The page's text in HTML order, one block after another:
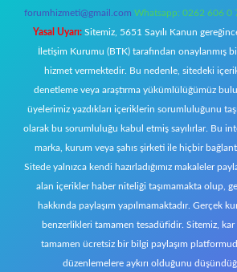
forumhizmeti@gmail.com Whatsapp: 0262 606 0
Yasal Uyarı: Sitemiz, 5651 Sayılı Kanun
İletişim Kurumu (BTK) tarafından onaylanmış
hizmet vermektedir. Bu nedenle, sitedeki
denetleme veya araştırma yükümlülüğümüz
üyelerimiz yazdıkları içeriklerin sorumluluğunu
olarak bu sorumluluğu kabul etmiş sayılırlar. Bu
marka, kurum veya şahıs şirketi ile hiçbir
Sitede yalnızca kendi hazırladığımız makaleler
alan içerikler haber niteliği taşımamakta olup,
hakkında paylaşım yapılmamaktadır. Gerçek
benzerlikleri tamamen tesadüfidir. Sitemiz, kar
tamamen ücretsiz bir bilgi paylaşım
düzenlemelere aykırı olduğunu